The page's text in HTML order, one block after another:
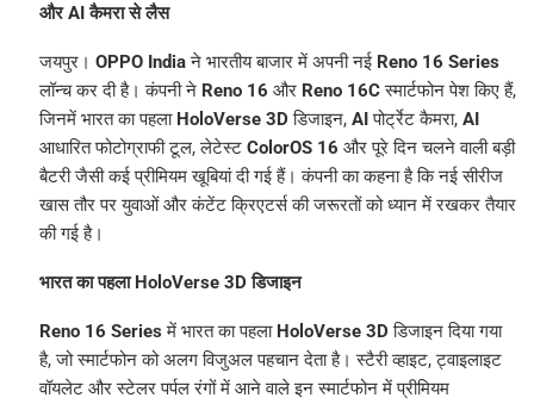
और AI कैमरा से लैस
जयपुर। OPPO Indiaने भारतीय बाजार में अपनी नई Reno 16 Series
लॉन्च कर दी है। कंपनी ने Reno 16 और Reno 16Cस्मार्टफोन पेश किए हैं,
जिनमें भारत का पहला HoloVerse 3D डिजाइन, AIपोर्ट्रेट कैमरा, AI
आधारित फोटोग्राफी टूल, लेटेस्ट ColorOS 16 और पूरे दिन चलने वाली बड़ी
बैटरी जैसी कई प्रीमियम खूबियां दी गई हैं। कंपनी का कहना है कि नई सीरीज
खास तौर पर युवाओं और कंटेंट क्रिएटर्स की जरूरतों को ध्यान में रखकर तैयार
की गई है।
भारत का पहला HoloVerse 3D डिजाइन
Reno 16 Series में भारत का पहला HoloVerse 3D डिजाइन दिया गया
है, जो स्मार्टफोन को अलग विजुअल पहचान देता है। स्टैरी व्हाइट, ट्वाइलाइट
वॉयलेट और स्टेलर पर्पल रंगों में आने वाले इन स्मार्टफोन में प्रीमियम